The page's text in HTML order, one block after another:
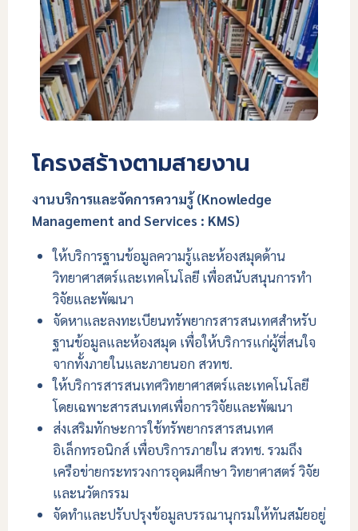
โครงสร้างตามสายงาน
งานบริการและจัดการความรู้ (Knowledge
Management and Services : KMS)
ให้บริการฐานข้อมูลความรู้และห้องสมุดด้าน
วิทยาศาสตร์และเทคโนโลยี เพื่อสนับสนุนการทำ
วิจัยและพัฒนา
จัดหาและลงทะเบียนทรัพยากรสารสนเทศสำหรับ
ฐานข้อมูลและห้องสมุด เพื่อให้บริการแก่ผู้ที่สนใจ
จากทั้งภายในและภายนอก สวทช.
ให้บริการสารสนเทศวิทยาศาสตร์และเทคโนโลยี
โดยเฉพาะสารสนเทศเพื่อการวิจัยและพัฒนา
ส่งเสริมทักษะการใช้ทรัพยากรสารสนเทศ
อิเล็กทรอนิกส์ เพื่อบริการภายใน สวทช. รวมถึง
เครือข่ายกระทรวงการอุดมศึกษา วิทยาศาสตร์ วิจัย
และนวัตกรรม
จัดทำและปรับปรุงข้อมูลบรรณานุกรมให้ทันสมัยอยู่